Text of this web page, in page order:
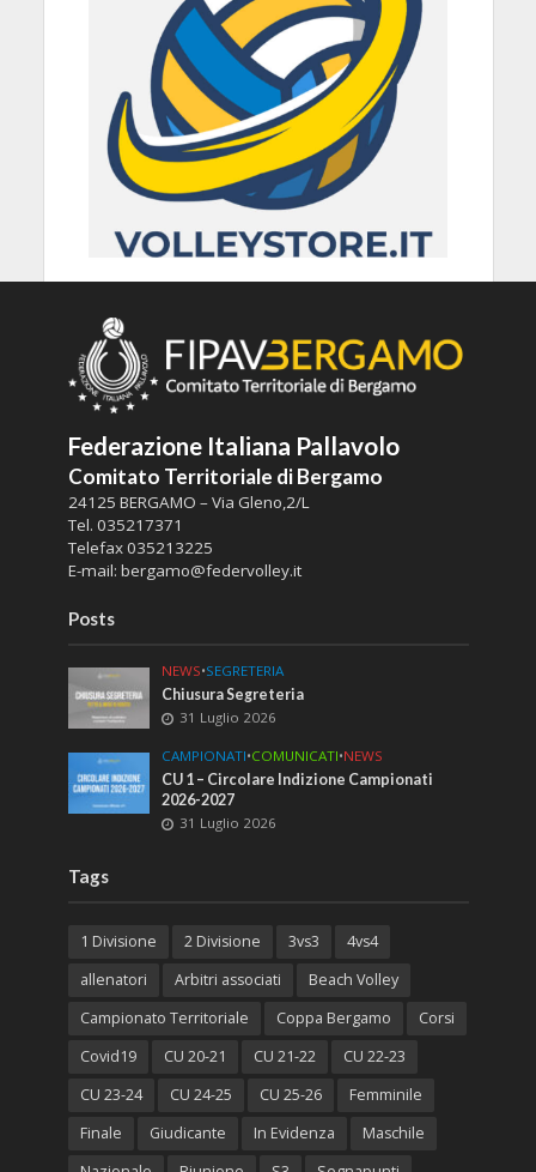
Federazione Italiana Pallavolo
Comitato Territoriale di Bergamo
24125 BERGAMO – Via Gleno,2/L
Tel. 035217371
Telefax035213225
E-mail: bergamo@federvolley.it
Posts
NEWS•SEGRETERIA
Chiusura Segreteria
31 Luglio 2026
CAMPIONATI•COMUNICATI•NEWS
CU 1 – Circolare Indizione Campionati
2026-2027
31 Luglio 2026
Tags
1 Divisione 2 Divisione 3vs3
4vs4
allenatori
Arbitri associati
Beach Volley
Campionato Territoriale
Coppa Bergamo
Corsi
Covid19
CU 20-21 CU 21-22
CU 22-23
CU 23-24
CU 24-25 CU 25-26
Femminile
Finale
Giudicante In Evidenza
Maschile